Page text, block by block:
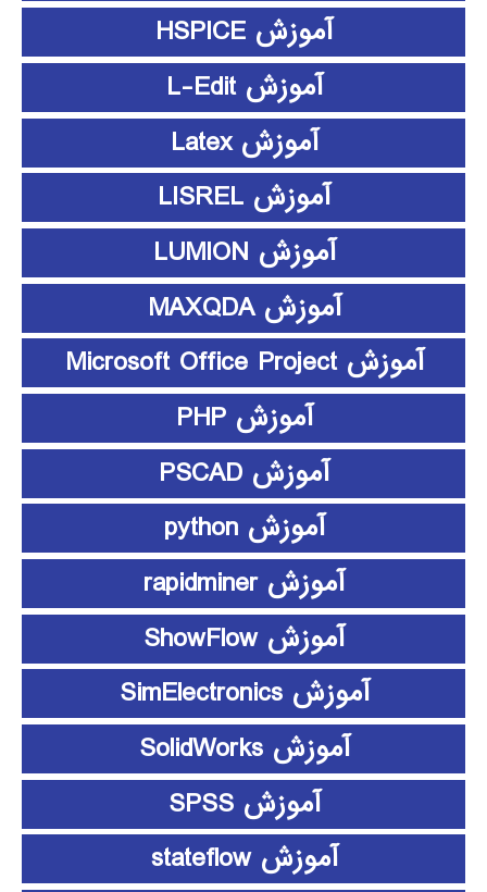
آموزش HSPICE
آموزش L-Edit
آموزش Latex
آموزش LISREL
آموزش LUMION
آموزش MAXQDA
آموزش Microsoft Office Project
آموزش PHP
آموزش PSCAD
آموزش python
آموزش rapidminer
آموزش ShowFlow
آموزش SimElectronics
آموزش SolidWorks
آموزش SPSS
آموزش stateflow